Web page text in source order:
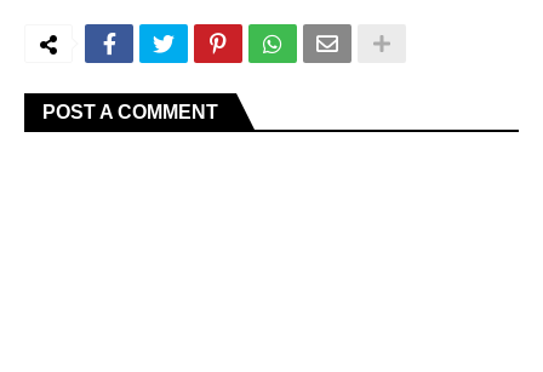
POST A COMMENT